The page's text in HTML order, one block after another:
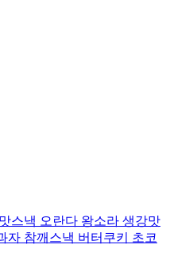
스낵 오란다 왕소라 생강맛
자 참깨스낵 버터쿠키 초코